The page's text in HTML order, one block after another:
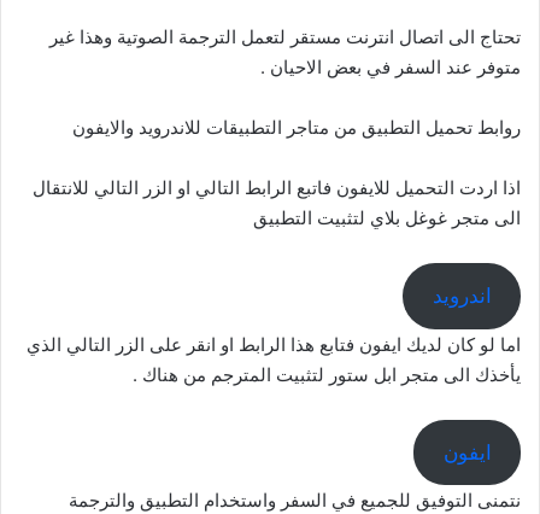
تحتاج الى اتصال انترنت مستقر لتعمل الترجمة الصوتية وهذا غير
متوفر عند السفر في بعض الاحيان .
روابط تحميل التطبيق من متاجر التطبيقات للاندرويد والايفون
اذا اردت التحميل للايفون فاتبع الرابط التالي او الزر التالي للانتقال
الى متجر غوغل بلاي لتثبيت التطبيق
اندرويد
اما لو كان لديك ايفون فتابع هذا الرابط او انقر على الزر التالي الذي
يأخذك الى متجر ابل ستور لتثبيت المترجم من هناك .
ايفون
نتمنى التوفيق للجميع في السفر واستخدام التطبيق والترجمة